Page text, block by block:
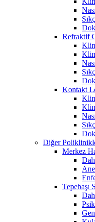
Refraktif
Kontakt
Diğer
Merkez
Tepebaşı